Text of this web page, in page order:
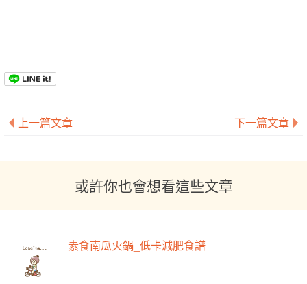
上一篇文章 下一篇文章
或許你也會想看這些文章
素食南瓜火鍋_低卡減肥食譜